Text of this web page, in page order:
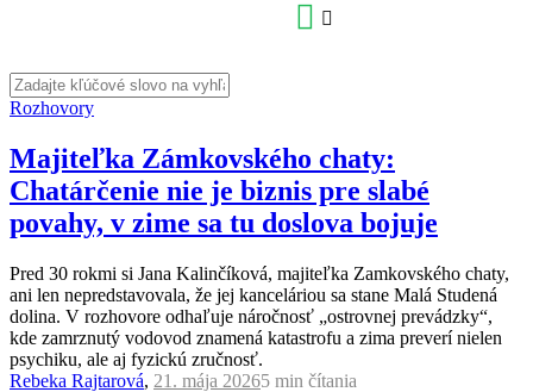
Rozhovory
Majiteľka Zámkovského chaty:
Chatárčenie nie je biznis pre slabé
povahy, v zime sa tu doslova bojuje
Pred 30 rokmi si Jana Kalinčíková, majiteľka Zamkovského chaty,
ani len nepredstavovala, že jej kanceláriou sa stane Malá Studená
dolina. V rozhovore odhaľuje náročnosť „ostrovnej prevádzky“,
kde zamrznutý vodovod znamená katastrofu a zima preverí nielen
psychiku, ale aj fyzickú zručnosť.
Rebeka Rajtarová, 21. mája 20265 min čítania